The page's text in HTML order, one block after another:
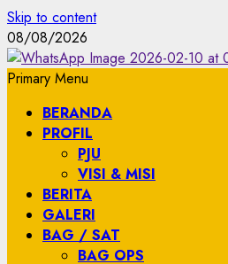
Skip to content
08/08/2026
Primary Menu
BERANDA
PROFIL
PJU
VISI & MISI
BERITA
GALERI
BAG / SAT
BAG OPS